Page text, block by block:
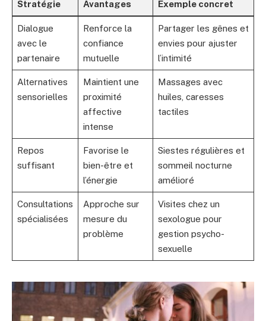
Stratégie Avantages Exemple concret
Dialogue
avec le
partenaire
Renforce la
confiance
mutuelle
Partager les gênes et
envies pour ajuster
l’intimité
Alternatives
sensorielles
Maintient une
proximité
affective
intense
Massages avec
huiles, caresses
tactiles
Repos
suffisant
Favorise le
bien-être et
l’énergie
Siestes régulières et
sommeil nocturne
amélioré
Consultations
spécialisées
Approche sur
mesure du
problème
Visites chez un
sexologue pour
gestion psycho-
sexuelle